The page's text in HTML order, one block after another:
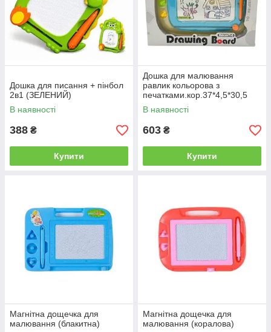
Дошка для писання + пінбол
2в1 (ЗЕЛЕНИЙ)
В наявності
388 ₴
Купити
Дошка для малювання
равлик кольорова з
печатками.кор.37*4,5*30,5
/36/
В наявності
603 ₴
Купити
Магнітна дощечка для
малювання (блакитна)
Магнітна дощечка для
малювання (коралова)